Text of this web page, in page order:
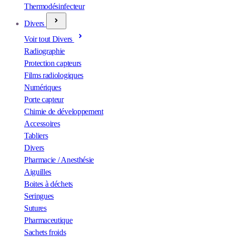
Thermodésinfecteur
Divers
Voir tout Divers
Radiographie
Protection capteurs
Films radiologiques
Numériques
Porte capteur
Chimie de développement
Accessoires
Tabliers
Divers
Pharmacie / Anesthésie
Aiguilles
Boites à déchets
Seringues
Sutures
Pharmaceutique
Sachets froids